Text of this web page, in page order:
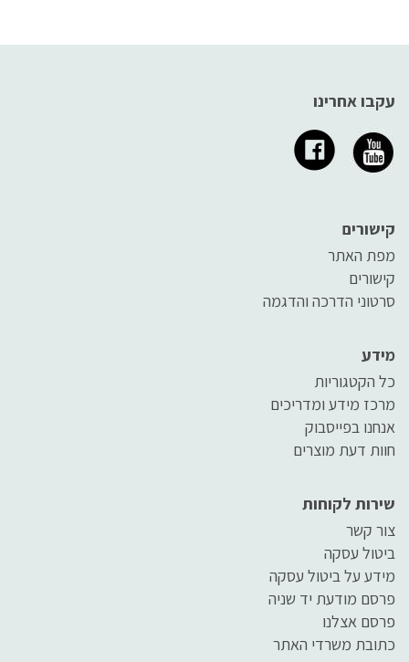
עקבו אחרינו
קישורים
מפת האתר
קישורים
סרטוני הדרכה והדגמה
מידע
כל הקטגוריות
מרכז מידע ומדריכים
אנחנו בפייסבוק
חוות דעת מוצרים
שירות לקוחות
צור קשר
ביטול עסקה
מידע על ביטול עסקה
פרסם מודעת יד שניה
פרסם אצלנו
כתובת משרדי האתר